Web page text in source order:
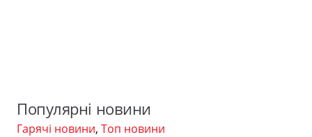
Популярні новини
Гарячі новини, Топ новини